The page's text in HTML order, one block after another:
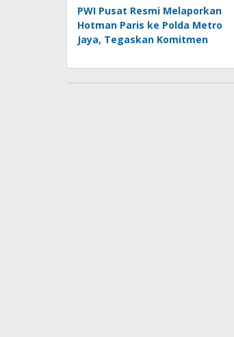
PWI Pusat Resmi Melaporkan
Hotman Paris ke Polda Metro
Jaya, Tegaskan Komitmen
Wartawan